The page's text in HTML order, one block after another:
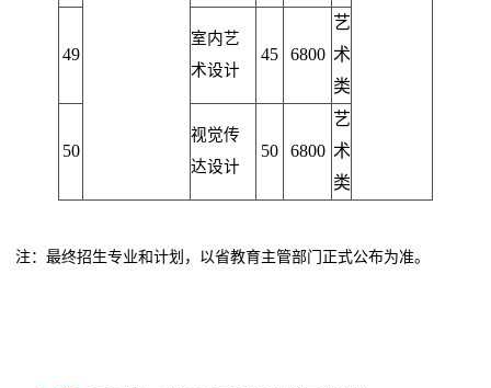
49
室内艺
术设计
45 6800
艺
术
类
50
视觉传
达设计
50 6800
艺
术
类
注：最终招生专业和计划，以省教育主管部门正式公布为准。